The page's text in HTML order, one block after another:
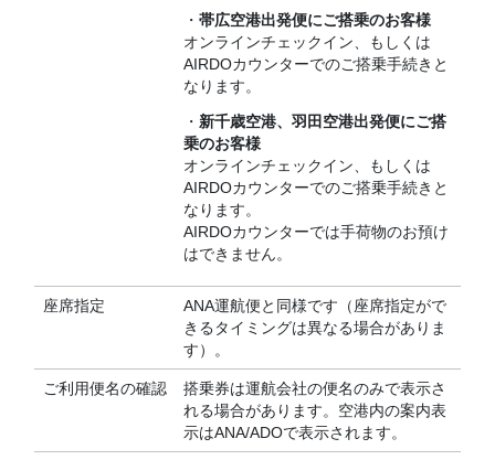
・ 帯広空港出発便にご搭乗のお客様
オンラインチェックイン、もしくは
AIRDOカウンターでのご搭乗手続きと
なります。
・ 新千歳空港、羽田空港出発便にご搭
乗のお客様
オンラインチェックイン、もしくは
AIRDOカウンターでのご搭乗手続きと
なります。
AIRDOカウンターでは手荷物のお預け
はできません。
座席指定
ANA運航便と同様です（座席指定がで
きるタイミングは異なる場合がありま
す）。
ご利用便名の確認
搭乗券は運航会社の便名のみで表示さ
れる場合があります。空港内の案内表
示はANA/ADOで表示されます。